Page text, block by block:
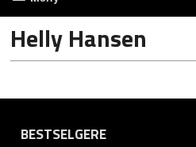
Helly Hansen
BESTSELGERE